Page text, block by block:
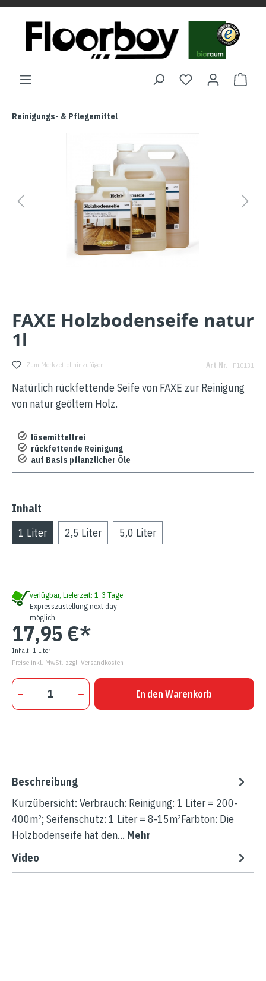
Reinigungs- & Pflegemittel
FAXE Holzbodenseife natur
1l
Zum Merkzettel hinzufügen Art Nr. F10131
Natürlich rückfettende Seife von FAXE zur Reinigung
von natur geöltem Holz.
lösemittelfrei
rückfettende Reinigung
auf Basis pflanzlicher Öle
Inhalt
1 Liter
2,5 Liter 5,0 Liter
verfügbar, Lieferzeit: 1-3 Tage
Expresszustellung next day
möglich
17,95 €*
Inhalt: 1 Liter
Preise inkl. MwSt. zzgl. Versandkosten
In den Warenkorb
Beschreibung
Kurzübersicht: Verbrauch: Reinigung: 1 Liter = 200-
400m²; Seifenschutz: 1 Liter = 8-15m²Farbton: Die
Holzbodenseife hat den… Mehr
Video